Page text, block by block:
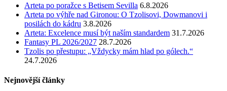
Arteta po poražce s Betisem Sevilla 6.8.2026
Arteta po výhře nad Gironou: O Tzolisovi, Dowmanovi i
posilách do kádru 3.8.2026
Arteta: Excelence musí být naším standardem 31.7.2026
Fantasy PL 2026/2027 28.7.2026
Tzolis po přestupu: „Vždycky mám hlad po gólech.“
24.7.2026
Nejnovější články